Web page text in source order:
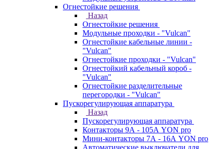
Огнестойкие решения
Назад
Огнестойкие решения
Модульные проходки - "Vulcan"
Огнестойкие кабельные линии -
"Vulcan"
Огнестойкие проходки - "Vulcan"
Огнестойкий кабельный короб -
"Vulcan"
Огнестойкие разделительные
перегородки - "Vulcan"
Пускорегулирующая аппаратура
Назад
Пускорегулирующая аппаратура
Контакторы 9А - 105А YON pro
Мини-контакторы 7А - 16А YON pro
Автоматические выключатели для